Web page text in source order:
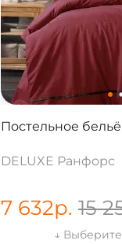
Постельное бельё
DELUXE Ранфорс
7 632р. 15
↓